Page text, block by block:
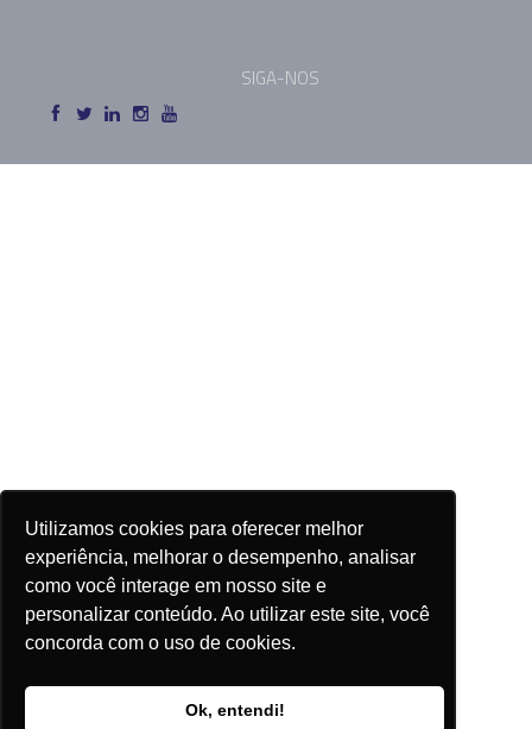
Utilizamos cookies para oferecer melhor
experiência, melhorar o desempenho, analisar
como você interage em nosso site e
personalizar conteúdo. Ao utilizar este site, você
concorda com o uso de cookies.
Ok, entendi!
SIGA-NOS